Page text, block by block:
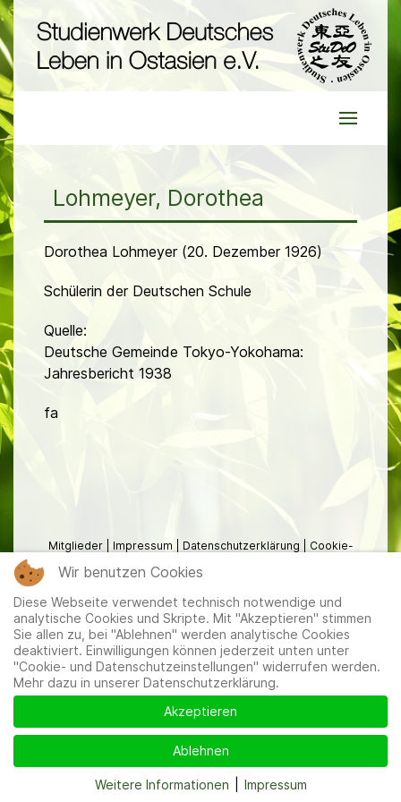
Lohmeyer, Dorothea
Dorothea Lohmeyer (20. Dezember 1926)
Schülerin der Deutschen Schule
Quelle:
Deutsche Gemeinde Tokyo-Yokohama:
Jahresbericht 1938
fa
Mitglieder Impressum Datenschutzerklärung
Cookie-
Wir benutzen Cookies
Diese Webseite verwendet technisch notwendige und
analytische Cookies und Skripte. Mit "Akzeptieren" stimmen
Sie allen zu, bei "Ablehnen" werden analytische Cookies
deaktiviert. Einwilligungen können jederzeit unten unter
"Cookie- und Datenschutzeinstellungen" widerrufen werden.
Mehr dazu in unserer Datenschutzerklärung.
Akzeptieren
Ablehnen
Weitere Informationen Impressum